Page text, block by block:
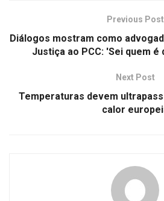
Previous Post
Diálogos mostram como
Justiça ao PCC: 'Sei quem
Next Post
Temperaturas devem
calor